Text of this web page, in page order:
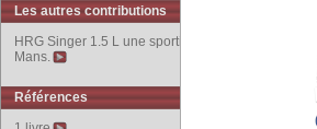
Les autres contributions
HRG Singer 1.5 L une sportive présent au
Mans.
Références